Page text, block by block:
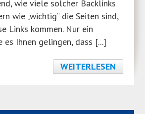
wie viele solcher Backlinks
wie „wichtig“ die Seiten sind,
Links kommen. Nur ein
es Ihnen gelingen, dass [...]
WEITERLESEN